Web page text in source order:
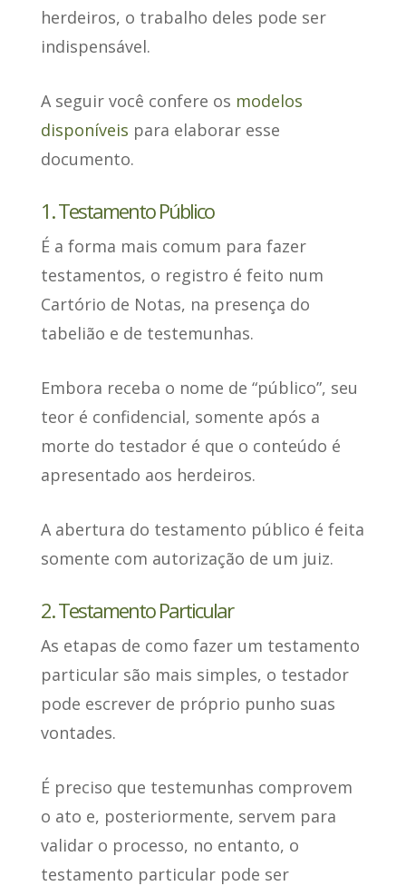
herdeiros, o trabalho deles pode ser
indispensável.
A seguir você confere os modelos
disponíveis para elaborar esse
documento.
1. Testamento Público
É a forma mais comum para fazer
testamentos, o registro é feito num
Cartório de Notas, na presença do
tabelião e de testemunhas.
Embora receba o nome de “público”, seu
teor é confidencial, somente após a
morte do testador é que o conteúdo é
apresentado aos herdeiros.
A abertura do testamento público é feita
somente com autorização de um juiz.
2. Testamento Particular
As etapas de como fazer um testamento
particular são mais simples, o testador
pode escrever de próprio punho suas
vontades.
É preciso que testemunhas comprovem
o ato e, posteriormente, servem para
validar o processo, no entanto, o
testamento particular pode ser